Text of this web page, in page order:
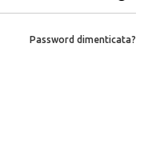
Password dimenticata?